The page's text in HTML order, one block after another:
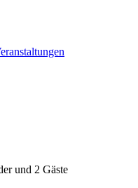
und 2 Gäste